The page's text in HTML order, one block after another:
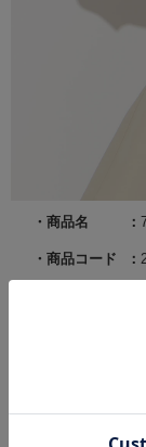
商品名
商品コード
この商品を取り扱って